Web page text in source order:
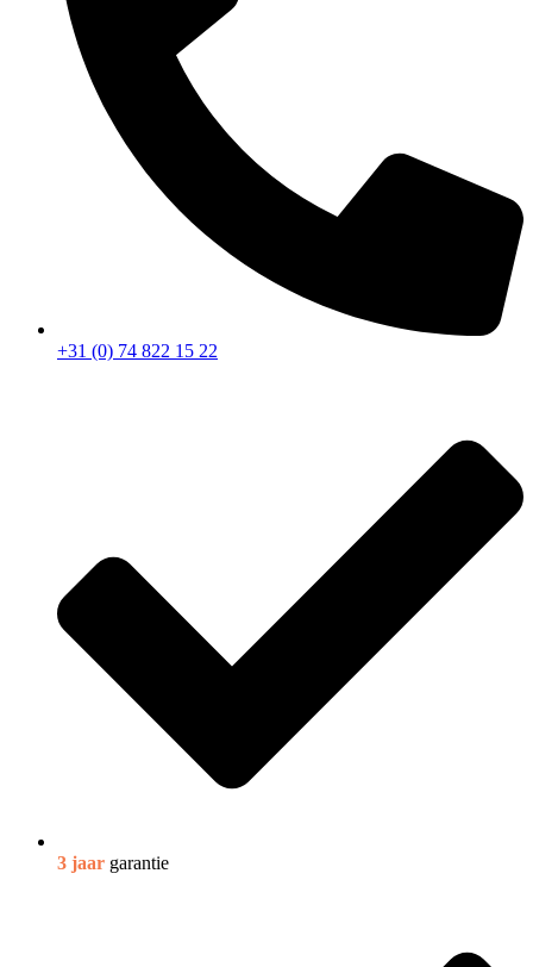
+31 (0) 74 822 15 22
3 jaar garantie